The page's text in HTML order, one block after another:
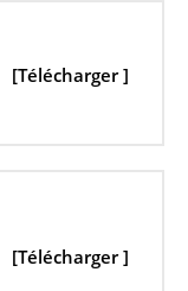
[Télécharger ]
[Télécharger ]